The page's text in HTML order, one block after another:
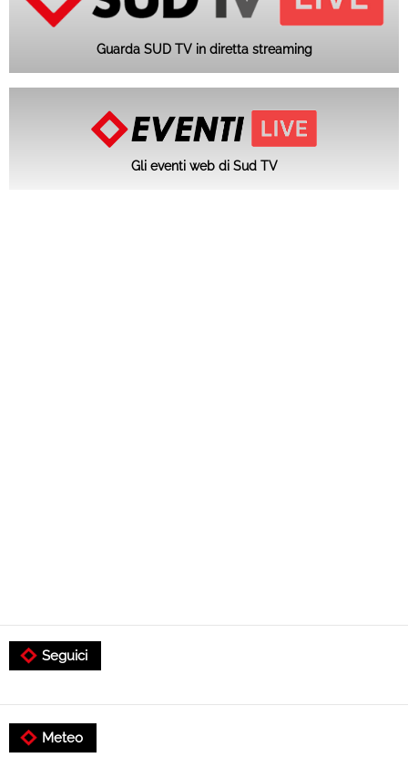
Guarda SUD TV in diretta streaming
Gli eventi web di Sud TV
Seguici
Meteo